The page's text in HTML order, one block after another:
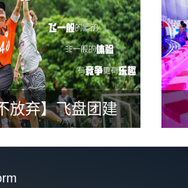
放弃】飞盘团建